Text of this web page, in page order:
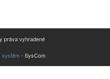
práva vyhradené
systém- SysCom